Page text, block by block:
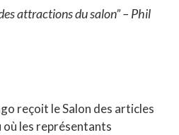
attractions du salon”– Phil
reçoit le Salon des articles
où les représentants